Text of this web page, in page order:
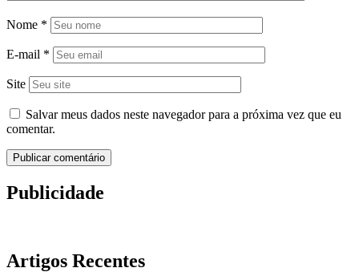
Nome *
E-mail *
Site
Salvar meus dados neste navegador para a próxima vez que eu
comentar.
Publicidade
Artigos Recentes